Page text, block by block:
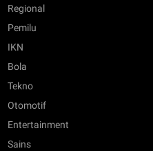
Regional
Pemilu
IKN
Bola
Tekno
Otomotif
Entertainment
Sains